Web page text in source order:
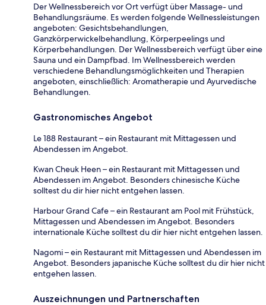
Der Wellnessbereich vor Ort verfügt über Massage- und
Behandlungsräume. Es werden folgende Wellnessleistungen
angeboten: Gesichtsbehandlungen,
Ganzkörperwickelbehandlung, Körperpeelings und
Körperbehandlungen. Der Wellnessbereich verfügt über eine
Sauna und ein Dampfbad. Im Wellnessbereich werden
verschiedene Behandlungsmöglichkeiten und Therapien
angeboten, einschließlich: Aromatherapie und Ayurvedische
Behandlungen.
Gastronomisches Angebot
Le 188 Restaurant – ein Restaurant mit Mittagessen und
Abendessen im Angebot.
Kwan Cheuk Heen – ein Restaurant mit Mittagessen und
Abendessen im Angebot. Besonders chinesische Küche
solltest du dir hier nicht entgehen lassen.
Harbour Grand Cafe – ein Restaurant am Pool mit Frühstück,
Mittagessen und Abendessen im Angebot. Besonders
internationale Küche solltest du dir hier nicht entgehen lassen.
Nagomi – ein Restaurant mit Mittagessen und Abendessen im
Angebot. Besonders japanische Küche solltest du dir hier nicht
entgehen lassen.
Auszeichnungen und Partnerschaften